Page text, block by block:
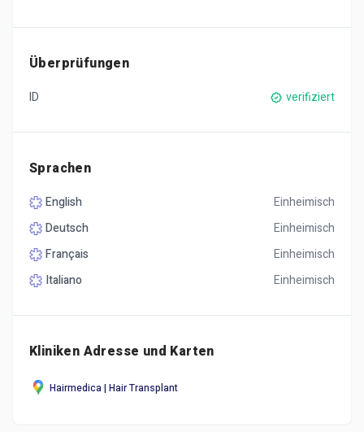
Überprüfungen
ID verifiziert
Sprachen
English
Einheimisch
Deutsch
Einheimisch
Français
Einheimisch
Italiano
Einheimisch
Kliniken Adresse und Karten
Hairmedica | Hair Transplant